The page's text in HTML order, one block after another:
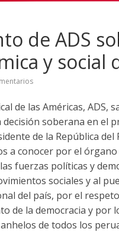
de ADS
y social
de las Américas, ADS,
soberana en el
de la República
a conocer por el
fuerzas políticas y
sociales y al
del país, por el
de la democracia y por
de todos los